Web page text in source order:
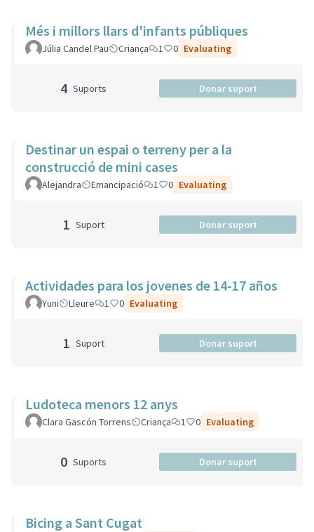
Més i millors llars d'infants públiques
Júlia Candel Pau Criança 1 0 Evaluating
4 Suports Donar suport
Destinar un espai o terreny per a la
construcció de mini cases
Alejandra Emancipació 1 0 Evaluating
1 Suport Donar suport
Actividades para los jovenes de 14-17 años
Yuni Lleure 1 0 Evaluating
1 Suport Donar suport
Ludoteca menors 12 anys
Clara Gascón Torrens Criança 1 0 Evaluating
0 Suports Donar suport
Bicing a Sant Cugat